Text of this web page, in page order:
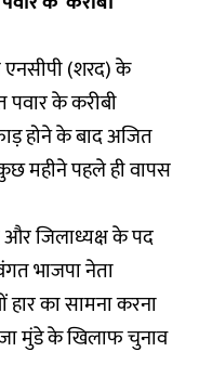
(शरद) के
पवार के करीबी
होने के बाद अजित
महीने पहले ही वापस
और जिलाध्यक्ष के पद
भाजपा नेता
हार का सामना करना
मुंडे के खिलाफ चुनाव